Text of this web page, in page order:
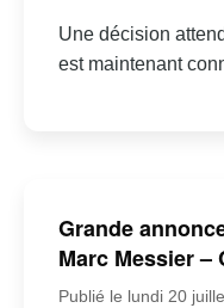
Une décision
est maintenant
Grande
Marc Messier –
Publié le lundi 20